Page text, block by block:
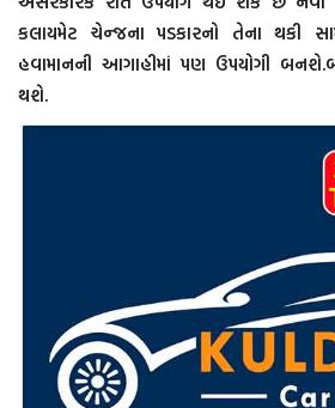
કલાયમેટ ચેન્જના પડકારનો તેના થકી
હવામાનની આગાહીમાં પણ ઉપયોગી
થશે.